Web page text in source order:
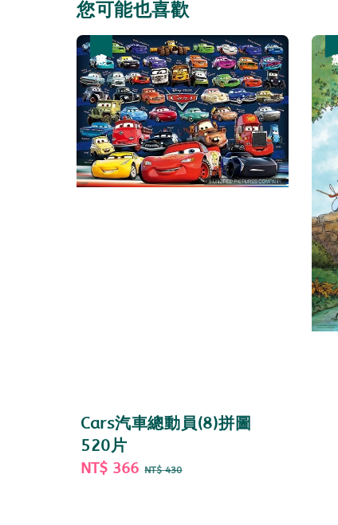
您可能也喜歡
Cars汽車總動員(8)拼圖
520片
Sale
NT$ 366 Regular
NT$ 430